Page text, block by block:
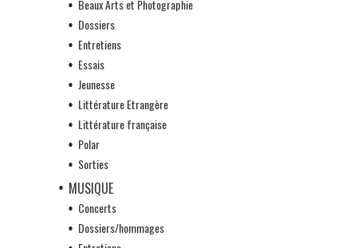
Beaux Arts et Photographie
Dossiers
Entretiens
Essais
Jeunesse
Littérature Etrangère
Littérature française
Polar
Sorties
MUSIQUE
Concerts
Dossiers/hommages